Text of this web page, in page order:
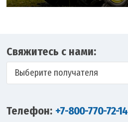
Свяжитесь с нами:
Выберите получателя
Телефон: +7-800-770-72-14